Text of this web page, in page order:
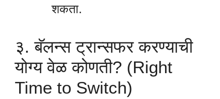
शकता.
३. बॅलन्स ट्रान्सफर करण्याची
योग्य वेळ कोणती? (Right
Time to Switch)